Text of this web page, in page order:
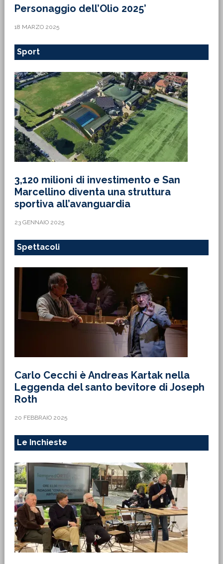
Personaggio dell’Olio 2025’
18 MARZO 2025
Sport
3,120 milioni di investimento e San
Marcellino diventa una struttura
sportiva all’avanguardia
23 GENNAIO 2025
Spettacoli
Carlo Cecchi è Andreas Kartak nella
Leggenda del santo bevitore di Joseph
Roth
20 FEBBRAIO 2025
Le Inchieste